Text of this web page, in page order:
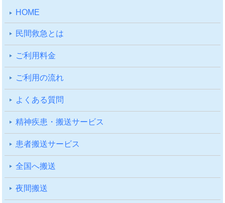
HOME
⺠間救急とは
ご利⽤料⾦
ご利⽤の流れ
よくある質問
精神疾患・搬送サービス
患者搬送サービス
全国へ搬送
夜間搬送